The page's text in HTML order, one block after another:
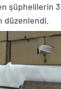
şüphelilerin
düzenlendi.